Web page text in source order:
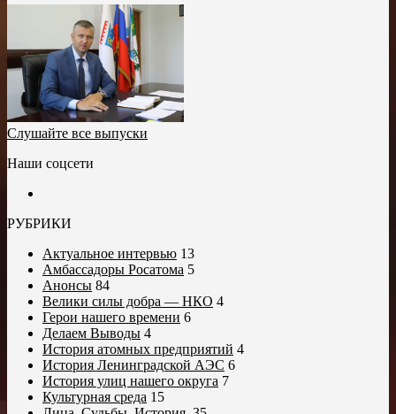
Слушайте все выпуски
Наши соцсети
РУБРИКИ
Актуальное интервью 13
Амбассадоры Росатома 5
Анонсы 84
Велики силы добра — НКО 4
Герои нашего времени 6
Делаем Выводы 4
История атомных предприятий 4
История Ленинградской АЭС 6
История улиц нашего округа 7
Культурная среда 15